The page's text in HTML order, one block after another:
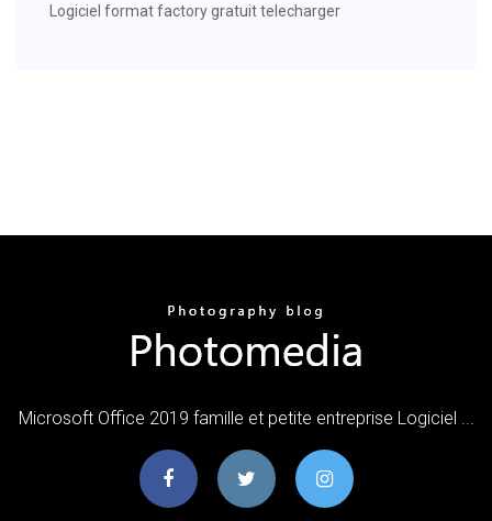
Logiciel format factory gratuit telecharger
Microsoft Office 2019 famille et petite entreprise Logiciel ...